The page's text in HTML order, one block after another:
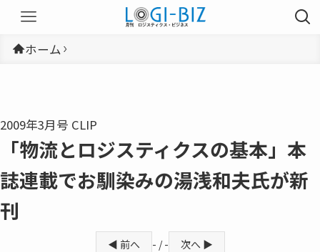
ホーム
2009年3月号 CLIP
「物流とロジスティクスの基本」本
誌連載でお馴染みの湯浅和夫氏が新
刊
◀ 前へ - / - 次へ ▶